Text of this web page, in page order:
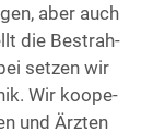
aber auch
die Bestrah­
set­zen wir
Wir koope­
und Ärz­ten